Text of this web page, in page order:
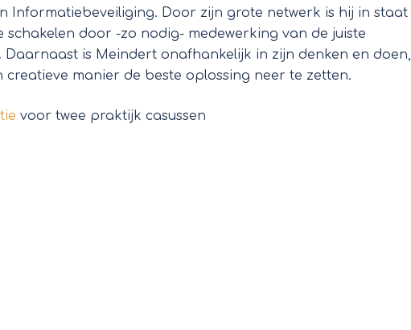
Informatiebeveiliging. Door zijn grote netwerk is hij in staat
door -zo nodig- medewerking van de juiste
is Meindert onafhankelijk in zijn denken en doen,
manier de beste oplossing neer te zetten.
voor twee praktijk casussen